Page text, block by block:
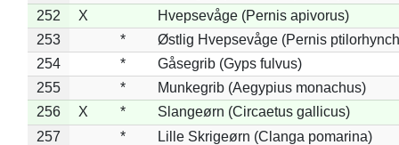
252
X
Hvepsevåge (Pernis apivorus)
253
*
Østlig Hvepsevåge (Pernis
254
*
Gåsegrib (Gyps fulvus)
255
*
Munkegrib (Aegypius monachus)
256
X *
Slangeørn (Circaetus gallicus)
257
*
Lille Skrigeørn (Clanga pomarina)